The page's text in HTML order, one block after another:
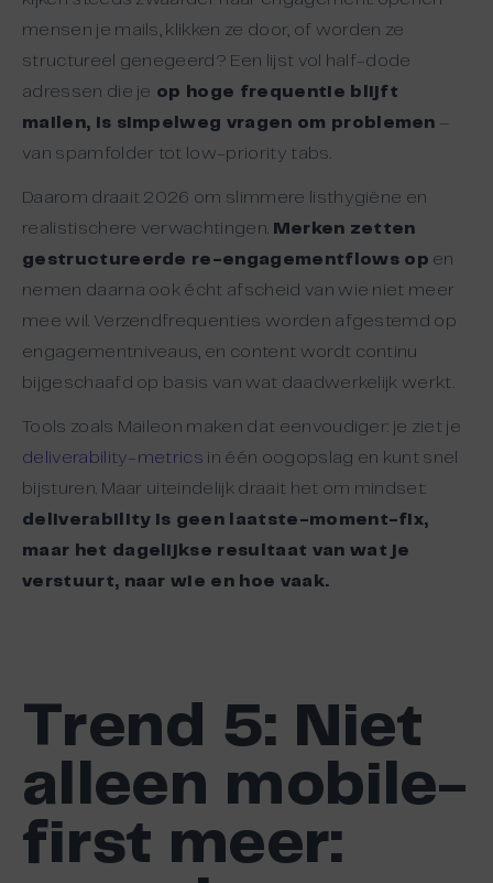
mensen je mails, klikken ze door, of worden ze
structureel genegeerd? Een lijst vol half-dode
adressen die je op hoge frequentie blijft
mailen, is simpelweg vragen om problemen –
van spamfolder tot low-priority tabs.
Daarom draait 2026 om slimmere listhygiëne en
realistischere verwachtingen. Merken zetten
gestructureerde re-engagementflows op en
nemen daarna ook écht afscheid van wie niet meer
mee wil. Verzendfrequenties worden afgestemd op
engagementniveaus, en content wordt continu
bijgeschaafd op basis van wat daadwerkelijk werkt.
Tools zoals Maileon maken dat eenvoudiger: je ziet je
deliverability-metrics in één oogopslag en kunt snel
bijsturen. Maar uiteindelijk draait het om mindset:
deliverability is geen laatste-moment-fix,
maar het dagelijkse resultaat van wat je
verstuurt, naar wie en hoe vaak.
Trend 5: Niet
alleen mobile-
first meer: